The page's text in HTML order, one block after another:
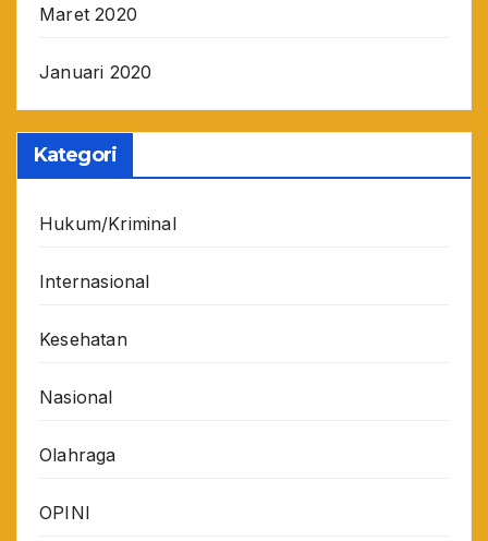
Maret 2020
Januari 2020
Kategori
Hukum/Kriminal
Internasional
Kesehatan
Nasional
Olahraga
OPINI